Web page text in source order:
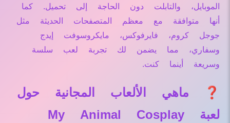
الموبايل، والتابلت دون الحاجة إلى تحميل. كما
أنها متوافقة مع معظم المتصفحات الحديثة مثل
جوجل كروم، فايرفوكس، مايكروسوفت إيدج
وسفاري، مما يضمن لك تجربة لعب سلسة
وسريعة أينما كنت.
❓ ماهي الألعاب المجانية حول
لعبة My Animal Cosplay